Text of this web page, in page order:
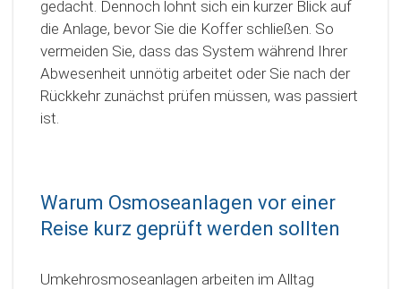
gedacht. Dennoch lohnt sich ein kurzer Blick auf
die Anlage, bevor Sie die Koffer schließen. So
vermeiden Sie, dass das System während Ihrer
Abwesenheit unnötig arbeitet oder Sie nach der
Rückkehr zunächst prüfen müssen, was passiert
ist.
Warum Osmoseanlagen vor einer
Reise kurz geprüft werden sollten
Umkehrosmoseanlagen arbeiten im Alltag